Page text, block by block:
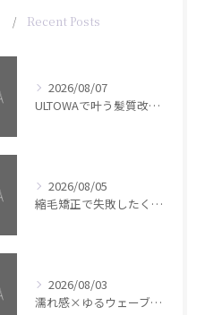
Recent Posts
2026/08/07
ULTOWAで叶う髪質改善美髪カラー【銀座・美容室WISTERIA】
2026/08/05
縮毛矯正で失敗したくない方へ【銀座・美容室WISTERIA】
2026/08/03
濡れ感×ゆるウェーブミディアム【銀座・美容室WISTERIA】